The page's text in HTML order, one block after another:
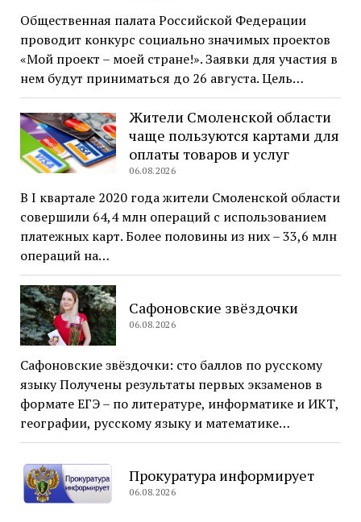
Общественная палата Российской Федерации
проводит конкурс социально значимых проектов
«Мой проект – моей стране!». Заявки для участия в
нем будут приниматься до 26 августа. Цель…
Жители Смоленской области
чаще пользуются картами для
оплаты товаров и услуг
06.08.2026
В I квартале 2020 года жители Смоленской области
совершили 64,4 млн операций с использованием
платежных карт. Более половины из них – 33,6 млн
операций на…
Сафоновские звёздочки
06.08.2026
Сафоновские звёздочки: сто баллов по русскому
языку Получены результаты первых экзаменов в
формате ЕГЭ – по литературе, информатике и ИКТ,
географии, русскому языку и математике…
Прокуратура информирует
06.08.2026